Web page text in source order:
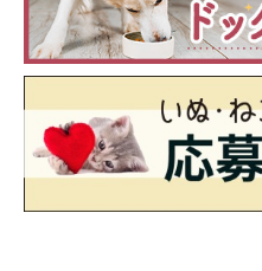
です。
※記事と写真に関連性はあり